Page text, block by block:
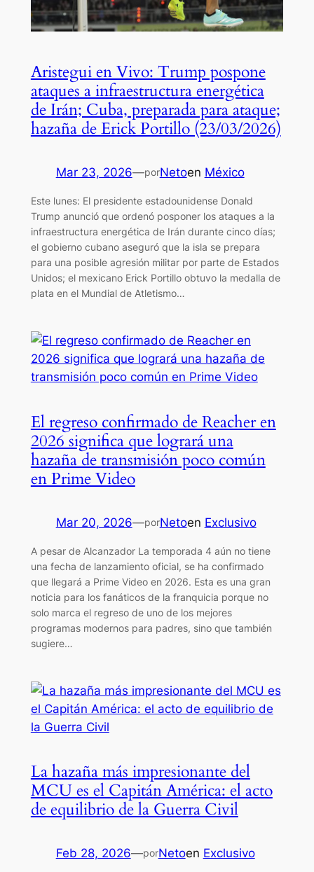
Aristegui en Vivo: Trump pospone
ataques a infraestructura energética
de Irán; Cuba, preparada para ataque;
hazaña de Erick Portillo (23/03/2026)
Mar 23, 2026—porNetoen México
Este lunes: El presidente estadounidense Donald
Trump anunció que ordenó posponer los ataques a la
infraestructura energética de Irán durante cinco días;
el gobierno cubano aseguró que la isla se prepara
para una posible agresión militar por parte de Estados
Unidos; el mexicano Erick Portillo obtuvo la medalla de
plata en el Mundial de Atletismo…
El regreso confirmado de Reacher en
2026 significa que logrará una
hazaña de transmisión poco común
en Prime Video
Mar 20, 2026—porNetoen Exclusivo
A pesar de Alcanzador La temporada 4 aún no tiene
una fecha de lanzamiento oficial, se ha confirmado
que llegará a Prime Video en 2026. Esta es una gran
noticia para los fanáticos de la franquicia porque no
solo marca el regreso de uno de los mejores
programas modernos para padres, sino que también
sugiere…
La hazaña más impresionante del
MCU es el Capitán América: el acto
de equilibrio de la Guerra Civil
Feb 28, 2026—porNetoen Exclusivo